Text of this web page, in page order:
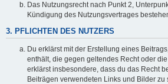
Das Nutzungsrecht nach Punkt 2,
Kündigung des Nutzungsvertrages
3. PFLICHTEN DES NUTZERS
Du erklärst mit der Erstellung eines
enthält, die gegen geltendes Recht oder
erklärst insbesondere, dass du das Recht
Beiträgen verwendeten Links und Bilder zu